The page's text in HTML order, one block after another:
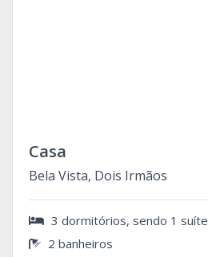
Casa
Bela Vista, Dois Irmãos
3 dormitórios, sendo 1 suíte
2 banheiros